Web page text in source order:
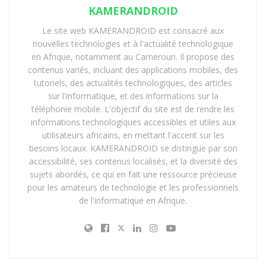
NuRAN Wireless est une entreprise basée à Québec, au
Canada, qui propose des solutions sans fil 2G, 3G et 4G
adaptées aux zones rurales et reculées. Elle compte
parmi ses clients des opérateurs mobiles de renom tels
que Orange, MTN, Vodafone ou encore Telefónica. Elle
est présente dans plus de 20 pays, principalement en
Afrique, mais aussi en Amérique latine et en Asie.Elle a
pour mission de connecter des milliards de personnes à
un réseau sans fil rapide, fiable et évolutif grâce à des
solutions innovantes et abordables
Orange Cameroun est un opérateur de téléphonie
mobile, internet et télévision qui propose des offres,
et les professionnels. Il fait partie du groupe Orange,
KAMERANDROID
Le site web KAMERANDROID est consacré aux
nouvelles technologies et à l'actualité technologique
en Afrique, notamment au Cameroun. Il propose des
contenus variés, incluant des applications mobiles, des
tutoriels, des actualités technologiques, des articles
sur l'informatique, et des informations sur la
téléphonie mobile. L'objectif du site est de rendre les
informations technologiques accessibles et utiles aux
utilisateurs africains, en mettant l'accent sur les
besoins locaux. KAMERANDROID se distingue par son
accessibilité, ses contenus localisés, et la diversité des
sujets abordés, ce qui en fait une ressource précieuse
pour les amateurs de technologie et les professionnels
de l'informatique en Afrique.